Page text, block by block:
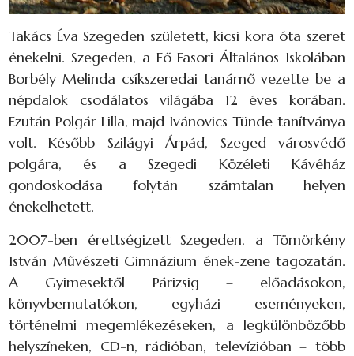
Takács Éva Szegeden született, kicsi kora óta szeret
énekelni. Szegeden, a Fő Fasori Általános Iskolában
Borbély Melinda csíkszeredai tanárnő vezette be a
népdalok csodálatos világába 12 éves korában.
Ezután Polgár Lilla, majd Ivánovics Tünde tanítványa
volt. Később Szilágyi Árpád, Szeged városvédő
polgára, és a Szegedi Közéleti Kávéház
gondoskodása folytán számtalan helyen
énekelhetett.
2007-ben érettségizett Szegeden, a Tömörkény
István Művészeti Gimnázium ének-zene tagozatán.
A Gyimesektől Párizsig – előadásokon,
könyvbemutatókon, egyházi eseményeken,
történelmi megemlékezéseken, a legkülönbözőbb
helyszíneken, CD-n, rádióban, televízióban – több